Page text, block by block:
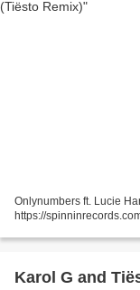
Onlynumbers ft. Lucie
https://
Karol G and